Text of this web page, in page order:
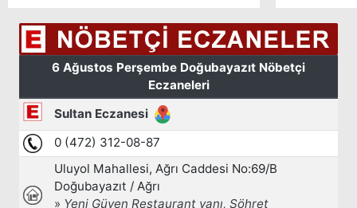
Arama
Popüler
Aramalar: